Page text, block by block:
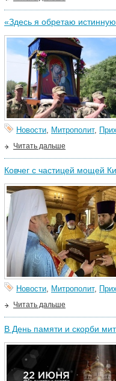
«Здесь я обретаю
Новости, Митрополит,
Читать дальше
Ковчег с частицей мощей
Новости, Митрополит,
Читать дальше
В День памяти и скорби